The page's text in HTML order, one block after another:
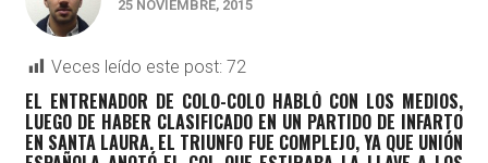
25 NOVIEMBRE, 2015
Veces leído este post: 72
EL ENTRENADOR DE COLO-COLO HABLÓ CON LOS MEDIOS,
LUEGO DE HABER CLASIFICADO EN UN PARTIDO DE INFARTO
EN SANTA LAURA. EL TRIUNFO FUE COMPLEJO, YA QUE UNIÓN